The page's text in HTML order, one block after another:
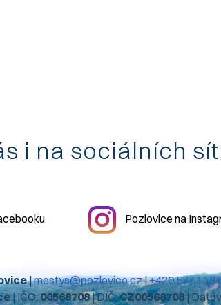
i na sociálních
Pozlovice na
|mestys@pozlovice.cz|+420 577 113
| IČO:00568708| DIČ:CZ00568708|